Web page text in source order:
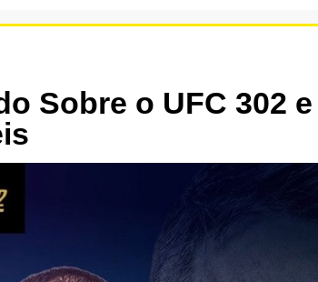
Sobre o UFC 302 e